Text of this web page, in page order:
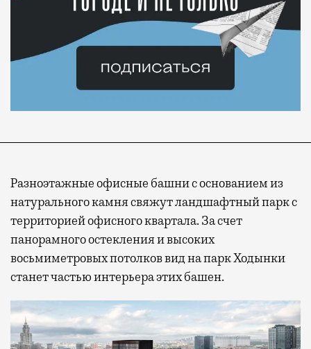
Разноэтажные офисные башни с основанием из
натурального камня свяжут ландшафтный парк с
территорией офисного квартала. За счет
панорамного остекления и высоких
восьмиметровых потолков вид на парк Ходынки
станет частью интерьера этих башен.